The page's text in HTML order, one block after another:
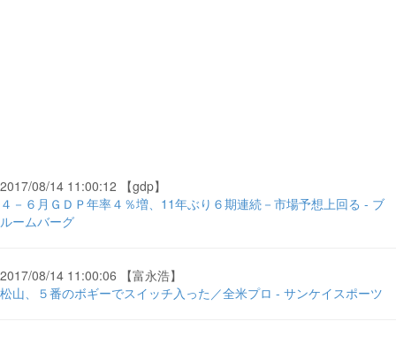
2017/08/14 11:00:12 【gdp】
４－６月ＧＤＰ年率４％増、11年ぶり６期連続－市場予想上回る - ブ
ルームバーグ
2017/08/14 11:00:06 【富永浩】
松山、５番のボギーでスイッチ入った／全米プロ - サンケイスポーツ